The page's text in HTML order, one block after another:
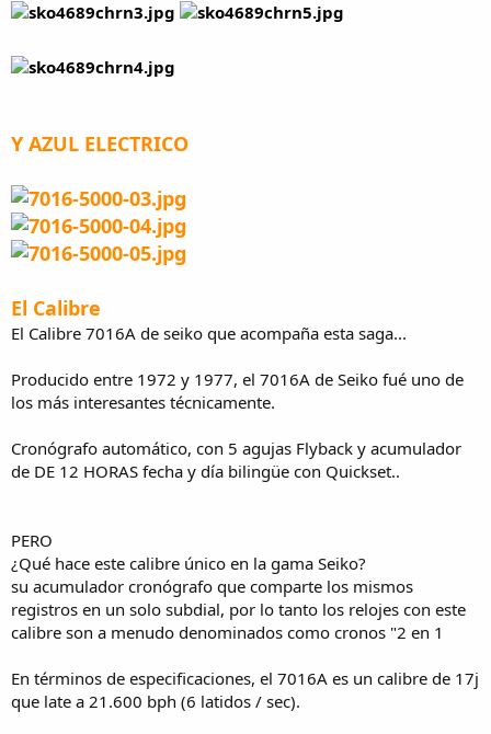
Y AZUL ELECTRICO
El Calibre
El Calibre 7016A de seiko que acompaña esta saga...
Producido entre 1972 y 1977, el 7016A de Seiko fué uno de
los más interesantes técnicamente.
Cronógrafo automático, con 5 agujas Flyback y acumulador
de DE 12 HORAS fecha y día bilingüe con Quickset..
PERO
¿Qué hace este calibre único en la gama Seiko?
su acumulador cronógrafo que comparte los mismos
registros en un solo subdial, por lo tanto los relojes con este
calibre son a menudo denominados como cronos "2 en 1
En términos de especificaciones, el 7016A es un calibre de 17j
que late a 21.600 bph (6 latidos / sec).